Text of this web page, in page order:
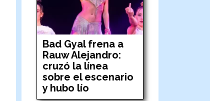
Bad Gyal frena a
Rauw Alejandro:
cruzó la línea
sobre el escenario
y hubo lío